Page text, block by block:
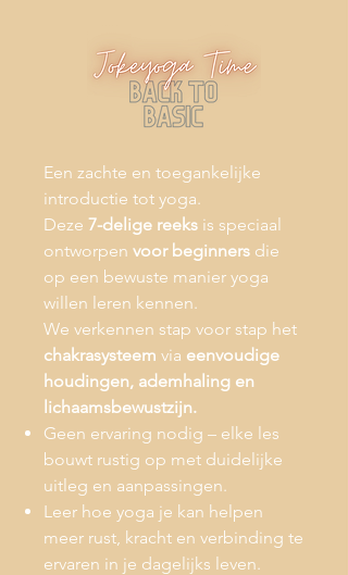
Een zachte en toegankelijke
introductie tot yoga.
Deze 7-delige reeks is speciaal
ontworpen voor beginners die
op een bewuste manier yoga
willen leren kennen.
We verkennen stap voor stap het
chakrasysteem via eenvoudige
houdingen, ademhaling en
lichaamsbewustzijn.
Geen ervaring nodig – elke les
bouwt rustig op met duidelijke
uitleg en aanpassingen.
Leer hoe yoga je kan helpen
meer rust, kracht en verbinding te
ervaren in je dagelijks leven.